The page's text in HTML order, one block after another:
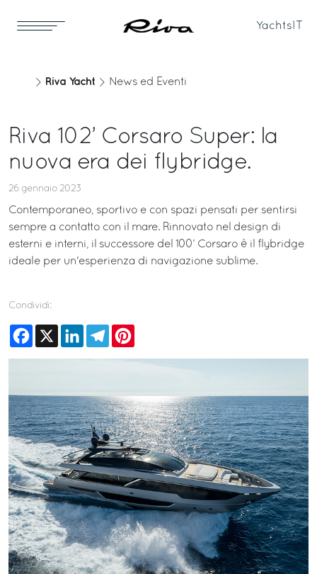
Yachts
Riva Yacht News ed Eventi
Riva 102’ Corsaro Super: la
nuova era dei flybridge.
26 gennaio 2023
Contemporaneo, sportivo e con spazi pensati per sentirsi
sempre a contatto con il mare. Rinnovato nel design di
esterni e interni, il successore del 100’ Corsaro è il flybridge
ideale per un'esperienza di navigazione sublime.
Condividi:
Facebook
X LinkedInTelegram